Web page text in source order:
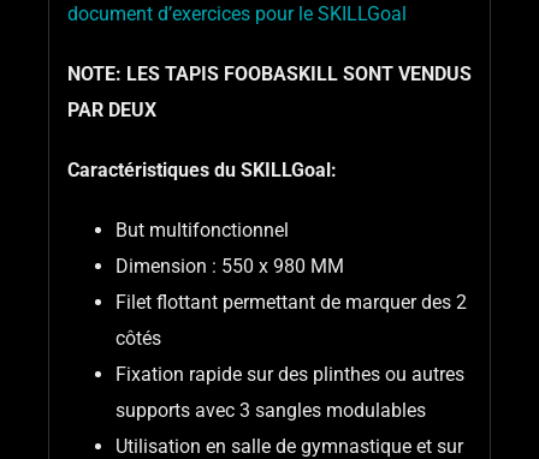
document d’exercices pour le SKILLGoal
NOTE: LES TAPIS FOOBASKILL SONT VENDUS
PAR DEUX
Caractéristiques du SKILLGoal:
But multifonctionnel
Dimension : 550 x 980 MM
Filet flottant permettant de marquer des 2
côtés
Fixation rapide sur des plinthes ou autres
supports avec 3 sangles modulables
Utilisation en salle de gymnastique et sur